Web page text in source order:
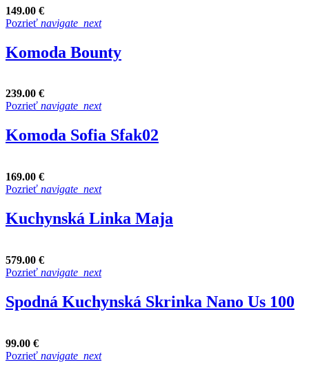
149.00 €
Pozrieť navigate_next
Komoda Bounty
239.00 €
Pozrieť navigate_next
Komoda Sofia Sfak02
169.00 €
Pozrieť navigate_next
Kuchynská Linka Maja
579.00 €
Pozrieť navigate_next
Spodná Kuchynská Skrinka Nano Us 100
99.00 €
Pozrieť navigate_next